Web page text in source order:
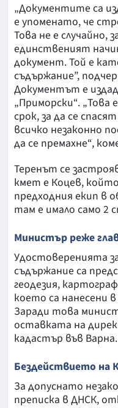
„Документите са
е упоменато, че
Това не е
единственият
документ. Той е
съдържание”,
Документът е
„Приморски“.
срок, за да се
всичко незаконно
да се премахне“,
Теренът се
кмет е Коцев,
предходния екип в
там е имало само 2
Министър реже
Удостоверенията
съдържание са
геодезия,
което са нанесени
Заради това
оставката на
кадастър във Варна.
Бездействието на
За допуснато
преписка в ДНСК,